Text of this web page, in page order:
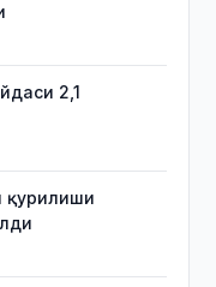
2,1
қурилиши